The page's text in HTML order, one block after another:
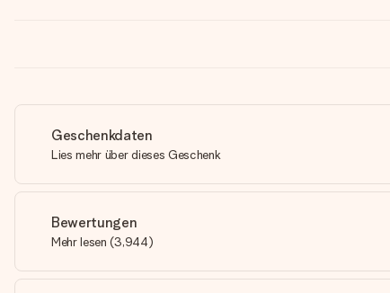
Geschenkdaten
Lies mehr über dieses Geschenk
Bewertungen
Mehr lesen (3,944)